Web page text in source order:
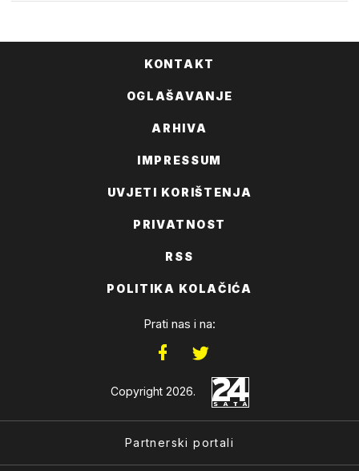
KONTAKT
OGLAŠAVANJE
ARHIVA
IMPRESSUM
UVJETI KORIŠTENJA
PRIVATNOST
RSS
POLITIKA KOLAČIĆA
Prati nas i na:
Copyright 2026.
Partnerski portali